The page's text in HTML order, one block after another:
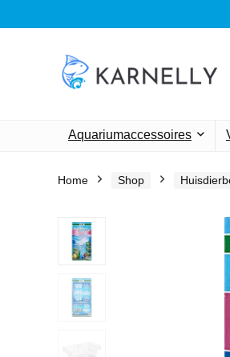
Aquariumaccessoires
Home Shop